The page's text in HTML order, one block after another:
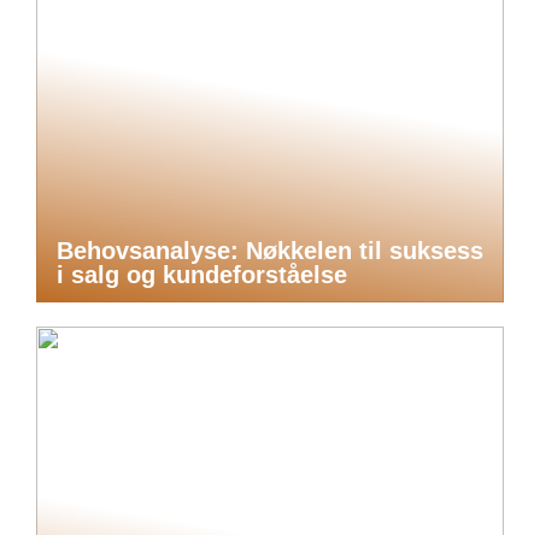
Behovsanalyse: Nøkkelen til suksess
i salg og kundeforståelse